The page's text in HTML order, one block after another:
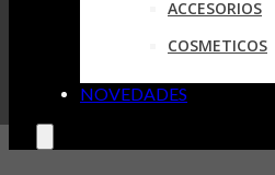
ACCESORIOS
COSMETICOS
NOVEDADES